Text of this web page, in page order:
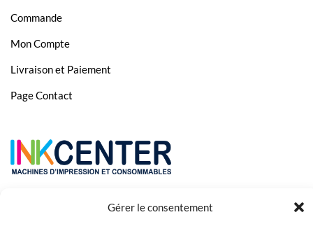
Gérer le consentement
Commande
Mon Compte
Livraison et Paiement
Page Contact